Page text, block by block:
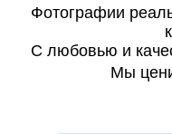
Фотографии
С любовью и
Мы